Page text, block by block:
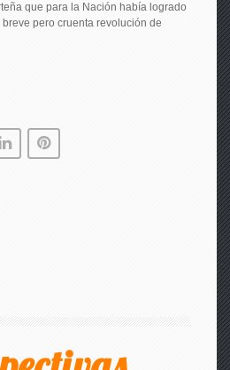
que para la Nación había logrado
pero cruenta revolución de